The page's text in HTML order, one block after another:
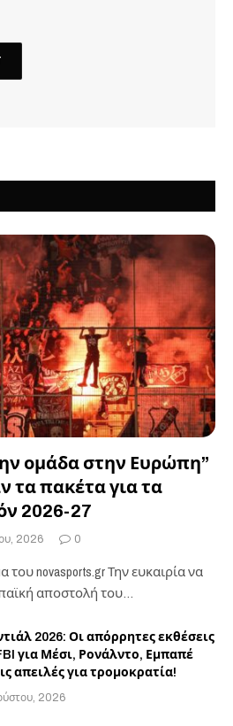
ομάδα στην Ευρώπη”
τα πακέτα για τα
2026-27
2026 0
novasports.gr Την ευκαιρία να
αποστολή του…
2026: Οι απόρρητες εκθέσεις
για Μέσι, Ρονάλντο, Εμπαπέ
απειλές για τρομοκρατία!
2026